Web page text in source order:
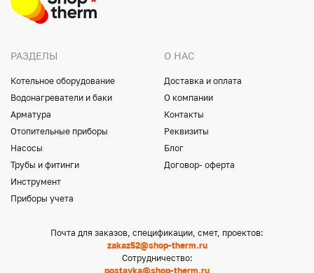
РАЗДЕЛЫ
Котельное оборудование
Водонагреватели и баки
Арматура
Отопительные приборы
Насосы
Трубы и фитинги
Инструмент
Приборы учета
О НАС
Доставка и оплата
О компании
Контакты
Реквизиты
Блог
Договор- оферта
Почта для заказов, спецификации, смет, проектов:
zakaz52@shop-therm.ru
Сотрудничество:
postavka@shop-therm.ru